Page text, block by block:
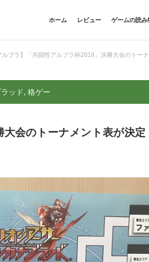
ホーム レビュー ゲームの読み
ルブラ】「共闘性アルブラ杯2018」決勝大会のト
ッド, 格ゲー
大会のトーナメント表が決